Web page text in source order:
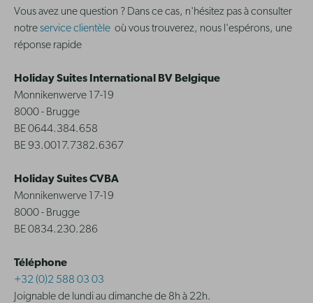
Vous avez une question ? Dans ce cas, n'hésitez pas à consulter
notreservice clientèle où vous trouverez, nous l'espérons, une
réponse rapide
Holiday Suites International BV Belgique
Monnikenwerve 17-19
8000 - Brugge
BE 0644.384.658
BE 93.0017.7382.6367
Holiday Suites CVBA
Monnikenwerve 17-19
8000 - Brugge
BE 0834.230.286
Téléphone
+32 (0)2 588 03 03
Joignable de lundi au dimanche de 8h à 22h.